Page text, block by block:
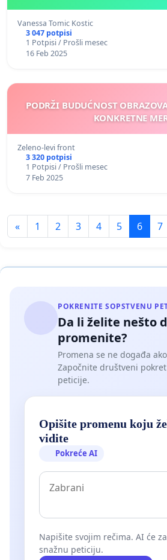
Vanessa Tomic Kostic
3 047 potpisi
1 Potpisi / Prošli mesec
16 Feb 2025
PODRŽI BUDUĆNOST
KONKRETNE
Zeleno-levi front
3 320 potpisi
1 Potpisi / Prošli mesec
7 Feb 2025
« 1 2 3 4 5 6 7
POKRENITE SOPSTVENU
Da li želite nešto
promenite?
Promena se ne događa
Započnite društveni
peticije.
Opišite promenu koju
vidite
Pokreće AI
Napišite svojim rečima. AI će
snažnu peticiju.